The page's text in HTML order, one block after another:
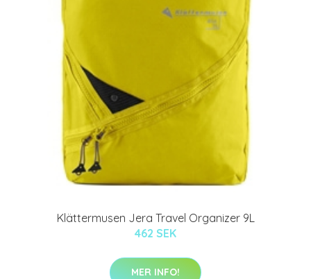
Klättermusen Jera Travel Organizer 9L
462 SEK
MER INFO!